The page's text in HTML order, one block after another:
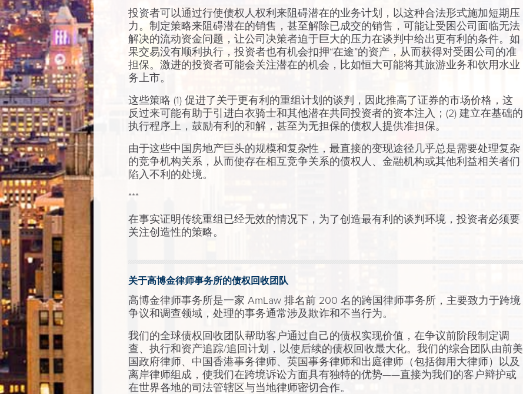
投资者可以通过行使债权人权利来阻碍潜在的业务计划，以这种合法形式施加短期压
力。制定策略来阻碍潜在的销售，甚至解除已成交的销售，可能让受困公司面临无法
解决的流动资金问题，让公司决策者迫于巨大的压力在谈判中给出更有利的条件。如
果交易没有顺利执行，投资者也有机会扣押“在途”的资产，从而获得对受困公司的准
担保。激进的投资者可能会关注潜在的机会，比如恒大可能将其旅游业务和饮用水业
务上市。
这些策略 (1) 促进了关于更有利的重组计划的谈判，因此推高了证券的市场价格，这
反过来可能有助于引进白衣骑士和其他潜在共同投资者的资本注入；(2) 建立在基础的
执行程序上，鼓励有利的和解，甚至为无担保的债权人提供准担保。
由于这些中国房地产巨头的规模和复杂性，最直接的变现途径几乎总是需要处理复杂
的竞争机构关系，从而使存在相互竞争关系的债权人、金融机构或其他利益相关者们
陷入不利的处境。
***
在事实证明传统重组已经无效的情况下，为了创造最有利的谈判环境，投资者必须要
关注创造性的策略。
关于高博金律师事务所的债权回收团队
高博金律师事务所是一家 AmLaw 排名前 200 名的跨国律师事务所，主要致力于跨境
争议和调查领域，处理的事务通常涉及欺诈和不当行为。
我们的全球债权回收团队帮助客户通过自己的债权实现价值，在争议前阶段制定调
查、执行和资产追踪/追回计划，以使后续的债权回收最大化。我们的综合团队由前美
国政府律师、中国香港事务律师、英国事务律师和出庭律师（包括御用大律师）以及
离岸律师组成，使我们在跨境诉讼方面具有独特的优势——直接为我们的客户辩护或
在世界各地的司法管辖区与当地律师密切合作。